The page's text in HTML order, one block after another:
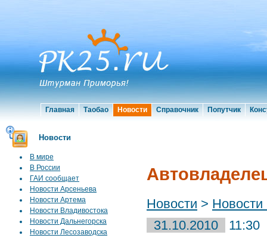
Главная Таобао Новости Справочник Попутчик
Новости
В мире
В России
ГАИ сообщает
Новости Арсеньева
Новости Артема
Новости Владивостока
Новости Дальнегорска
Новости Лесозаводска
Новости > Новости
31.10.2010
11:30